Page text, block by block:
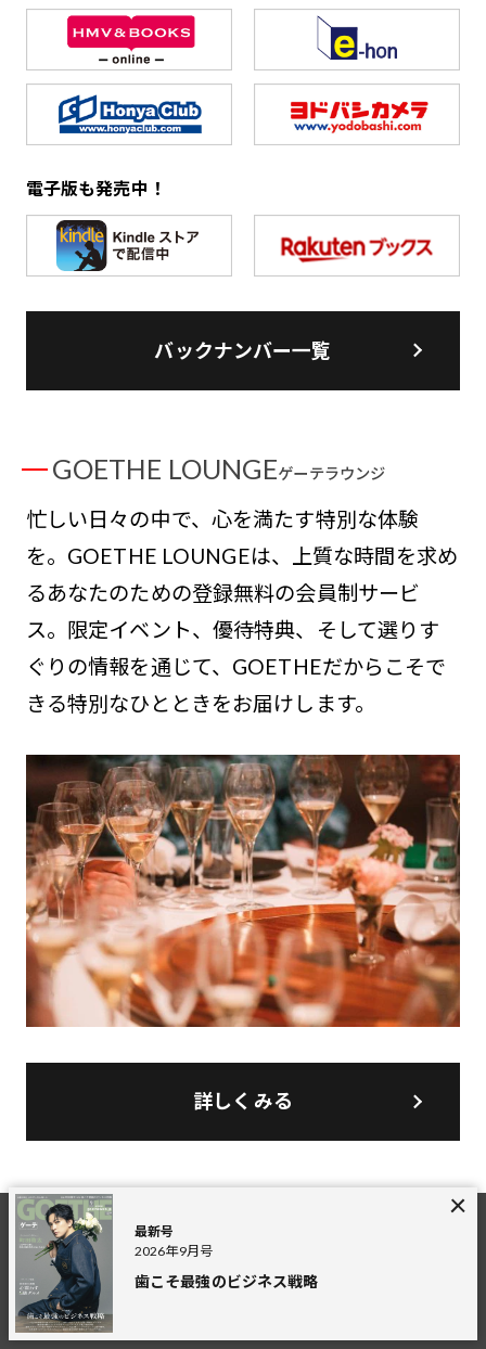
電子版も発売中！
バックナンバー一覧
GOETHE LOUNGEゲーテラウンジ
忙しい日々の中で、心を満たす特別な体験
を。GOETHE LOUNGEは、上質な時間を求め
るあなたのための登録無料の会員制サービ
ス。限定イベント、優待特典、そして選りす
ぐりの情報を通じて、GOETHEだからこそで
きる特別なひとときをお届けします。
詳しくみる
最新号
2026年9月号
歯こそ最強のビジネス戦略